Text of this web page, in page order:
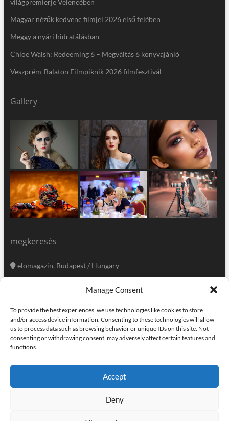
Manage Consent
To provide the best experiences, we use technologies like cookies to store
and/or access device information. Consenting to these technologies will allow
us to process data such as browsing behavior or unique IDs on this site. Not
consenting or withdrawing consent, may adversely affect certain features and
functions.
Accept
Deny
világpremierje Velencében
Magyar nézők kedvenc filmjei 2026 első felében
Meggy a nyári hidratálásban
Chloe Walsh: Redeeming 6 – Megváltás 6 könyvajánló
Veszprém-Balaton Filmpiknik 2026 filmfesztivál
Gallery
megkeresés
elomagazin, Budapest / Hungary
szerkesztoseg@elomagazin.com
elomagazin
home adatvédelem impresszum kapcsolat